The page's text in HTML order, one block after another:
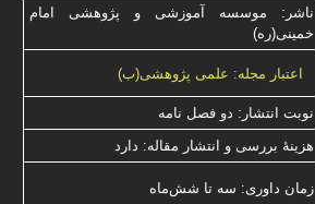
ناشر: موسسه آموزشی و پژوهشی امام
خمینی(ره)
اعتبار مجله: علمی پژوهشی(ب)
نوبت انتشار: دو فصل نامه
هزینۀ بررسی و انتشار مقاله: دارد
زمان داوری: سه تا شش‌ماه